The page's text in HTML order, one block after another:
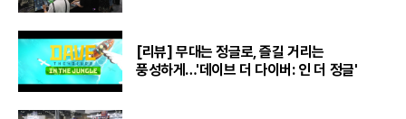
[리뷰] 무대는 정글로, 즐길 거리는
풍성하게…'데이브 더 다이버: 인 더 정글'